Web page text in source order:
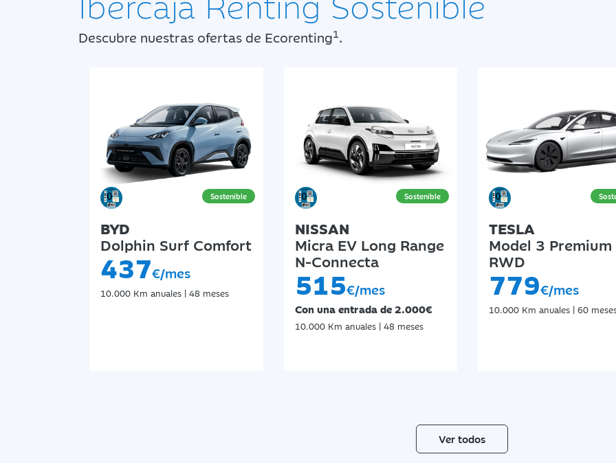
Descubre nuestras ofertas de Ecorenting1.
BYD
Dolphin Surf Comfort
437€/mes
10.000 Km anuales | 48 meses
NISSAN
Micra EV Long Range
N-Connecta
515€/mes
Con una entrada de 2.000€
10.000 Km anuales | 48 meses
TESLA
Model 3 Premium
RWD
779€/mes
10.000 Km anuales | 60
Ver todos